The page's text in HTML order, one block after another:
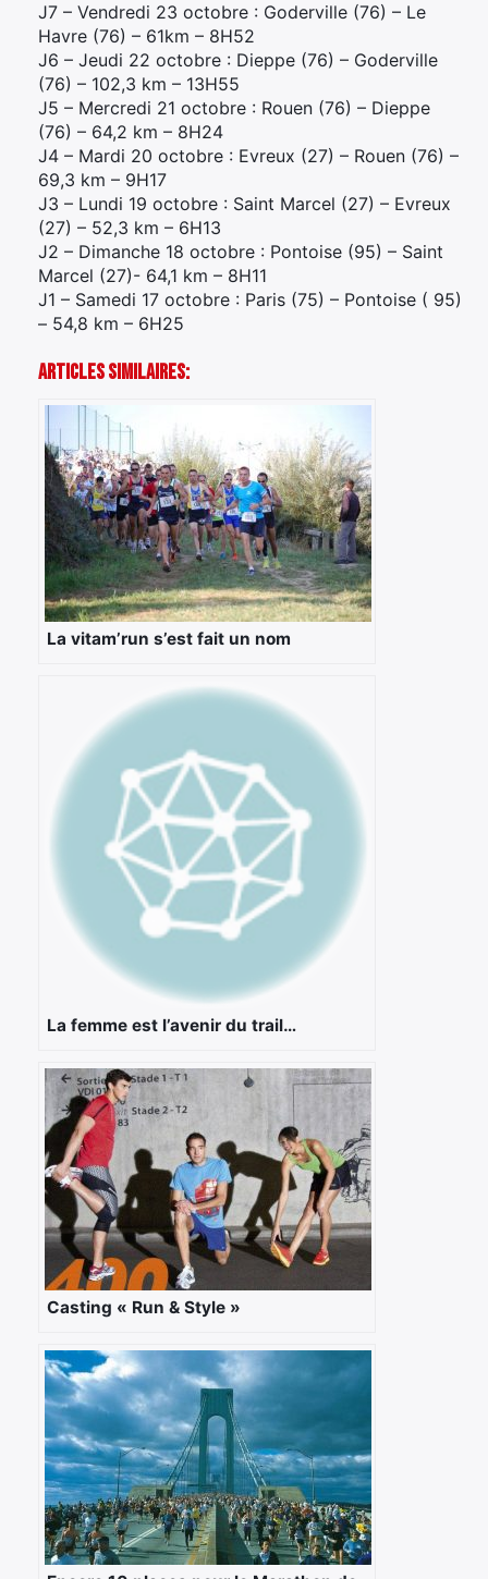
J7 – Vendredi 23 octobre : Goderville (76) – Le
Havre (76) – 61km – 8H52
J6 – Jeudi 22 octobre : Dieppe (76) – Goderville
(76) – 102,3 km – 13H55
J5 – Mercredi 21 octobre : Rouen (76) – Dieppe
(76) – 64,2 km – 8H24
J4 – Mardi 20 octobre : Evreux (27) – Rouen (76) –
69,3 km – 9H17
J3 – Lundi 19 octobre : Saint Marcel (27) – Evreux
(27) – 52,3 km – 6H13
J2 – Dimanche 18 octobre : Pontoise (95) – Saint
Marcel (27)- 64,1 km – 8H11
J1 – Samedi 17 octobre : Paris (75) – Pontoise ( 95)
– 54,8 km – 6H25
Articles Similaires:
La vitam’run s’est fait un nom
La femme est l’avenir du trail…
Casting « Run & Style »
Rechercher
: